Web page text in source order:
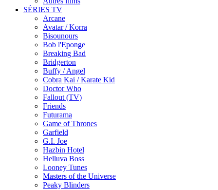
SÉRIES TV
Arcane
Avatar / Korra
Bisounours
Bob l'Eponge
Breaking Bad
Bridgerton
Buffy / Angel
Cobra Kai / Karate Kid
Doctor Who
Fallout (TV)
Friends
Futurama
Game of Thrones
Garfield
G.I. Joe
Hazbin Hotel
Helluva Boss
Looney Tunes
Masters of the Universe
Peaky Blinders